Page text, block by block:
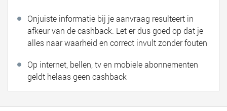
Onjuiste informatie bij je aanvraag resulteert in
afkeur van de cashback. Let er dus goed op dat je
alles naar waarheid en correct invult zonder fouten
Op internet, bellen, tv en mobiele abonnementen
geldt helaas geen cashback